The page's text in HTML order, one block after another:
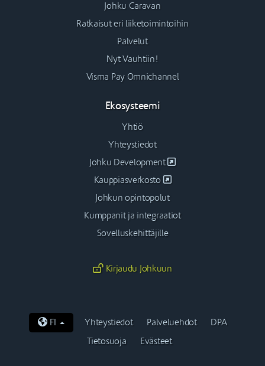
Johku Caravan
Ratkaisut eri liiketoimintoihin
Palvelut
Nyt Vauhtiin!
Visma Pay Omnichannel
Ekosysteemi
Yhtiö
Yhteystiedot
Johku Development
Kauppiasverkosto
Johkun opintopolut
Kumppanit ja integraatiot
Sovelluskehittäjille
Kirjaudu Johkuun
FI Yhteystiedot Palveluehdot
DPA
Tietosuoja
Evästeet